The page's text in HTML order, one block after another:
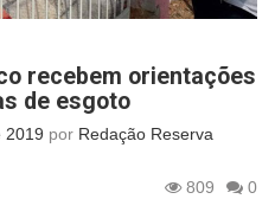
recebem orientações
de esgoto
2019 por Redação Reserva
809
0